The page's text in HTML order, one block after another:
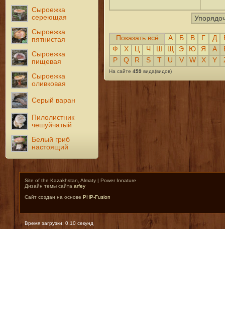
Сыроежка
сереющая
Сыроежка
пятнистая
Сыроежка
пищевая
Сыроежка
оливковая
Серый варан
Пилолистник
чешуйчатый
Белый гриб
настоящий
Показать всё А Б В Г Д
Ф
Х Ч Э Ю Я A
P
Q R S T U V W X Y
На сайте 459вида(видов)
Site of the Kazakhstan, Almaty | Power Innature
Дизайн темы сайта arfey
Сайт создан на основе PHP-Fusion
Время загрузки: 0.10 секунд